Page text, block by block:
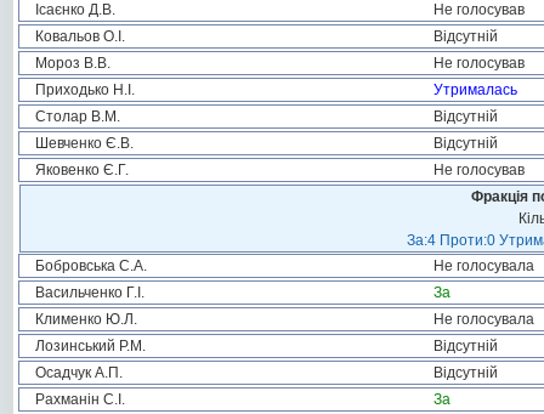
Ісаєнко Д.В.
Не голосував
Ковальов О.І.
Відсутній
Мороз В.В.
Не голосував
Приходько Н.І.
Утрималась
Столар В.М.
Відсутній
Шевченко Є.В.
Відсутній
Яковенко Є.Г.
Не голосував
Фракція
За:4 Проти:0
Бобровська С.А.
Не голосувала
Васильченко Г.І.
За
Клименко Ю.Л.
Не голосувала
Лозинський Р.М.
Відсутній
Осадчук А.П.
Відсутній
Рахманін С.І.
За